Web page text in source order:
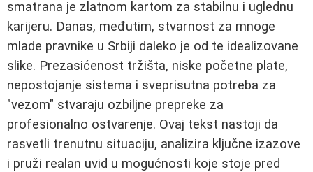
smatrana je zlatnom kartom za stabilnu i uglednu
karijeru. Danas, međutim, stvarnost za mnoge
mlade pravnike u Srbiji daleko je od te idealizovane
slike. Prezasićenost tržišta, niske početne plate,
nepostojanje sistema i sveprisutna potreba za
"vezom" stvaraju ozbiljne prepreke za
profesionalno ostvarenje. Ovaj tekst nastoji da
rasvetli trenutnu situaciju, analizira ključne izazove
i pruži realan uvid u mogućnosti koje stoje pred